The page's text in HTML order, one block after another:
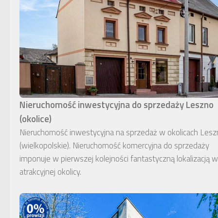
Nieruchomość inwestycyjna do sprzedaży Leszno
(okolice)
Nieruchomość inwestycyjna na sprzedaż w okolicach
(wielkopolskie). Nieruchomość komercyjna do sprzedaży
imponuje w pierwszej kolejności fantastyczną lokalizacją w
atrakcyjnej okolicy.